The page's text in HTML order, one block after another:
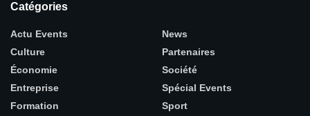
Catégories
Actu Events
Culture
Économie
Entreprise
Formation
News
Partenaires
Société
Spécial Events
Sport